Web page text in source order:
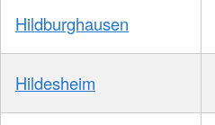
Hildburghausen
Hildesheim